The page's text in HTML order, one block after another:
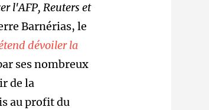
l'AFP, Reuters et
Barnérias, le
dévoiler la
ses nombreux
de la
au profit du